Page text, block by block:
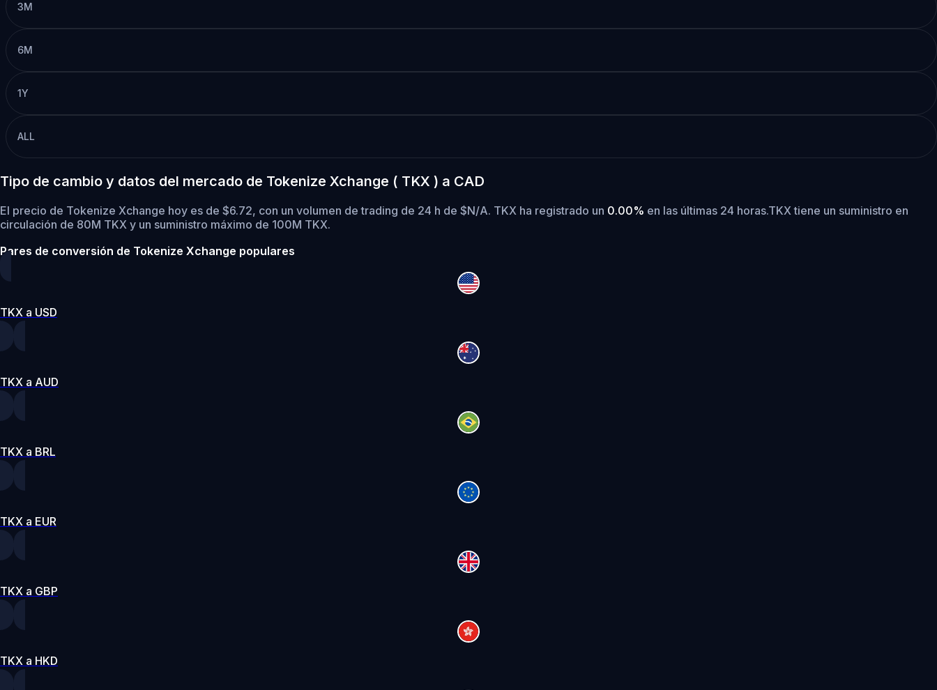
3M
6M
1Y
ALL
Tipo de cambio y datos del mercado de Tokenize Xchange ( TKX ) a CAD
El precio de Tokenize Xchange hoy es de $6.72, con un volumen de trading de 24 h de $N/A. TKX ha registrado un 0.00% en las últimas 24 horas.TKX tiene un suministro en
circulación de 80M TKX y un suministro máximo de 100M TKX.
Pares de conversión de Tokenize Xchange populares
TKX a USD
TKX a AUD
TKX a BRL
TKX a EUR
TKX a GBP
TKX a HKD